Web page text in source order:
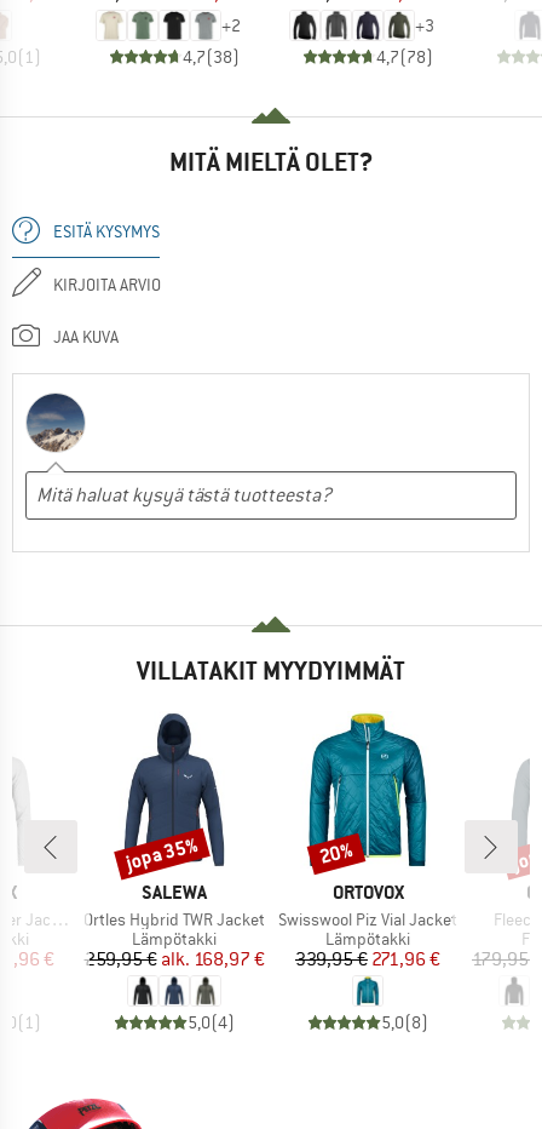
(1 )
+2
4,7(38)
+3
4,7(78)
MITÄ MIELTÄ OLET?
ESITÄ KYSYMYS
KIRJOITA ARVIO
JAA KUVA
VILLATAKIT MYYDYIMMÄT
Jacket
hinta
€
(1)
MERKKI
SALEWA
Tuote
Ortles Hybrid TWR Jacket
Tuoteryhmä
Lämpötakki
Hinta
259,95 € Alennettu hinta
alk. 168,97 €
5,0(4)
Alennus
jopa 35%
MERKKI
ORTOVOX
Tuote
Swisswool Piz Vial Jacket
Tuoteryhmä
Lämpötakki
Hinta
339,95 €Alennettu hinta
271,96 €
5,0(8)
Alennus
20%
Tuote
179,95 €